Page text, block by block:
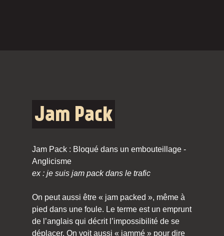
Jam Pack
Jam Pack : Bloqué dans un embouteillage -
Anglicisme
ex : je suis jam pack dans le trafic
On peut aussi être « jam packed », même à
pied dans une foule. Le terme est un emprunt
de l’anglais qui décrit l’impossibilité de se
déplacer. On voit aussi « jammé » pour dire